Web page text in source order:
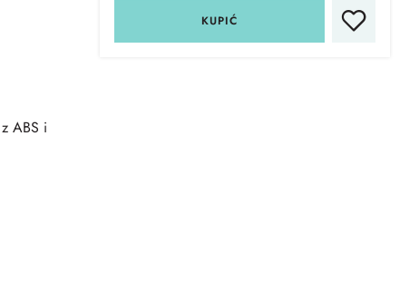
ABS i
KUPIĆ